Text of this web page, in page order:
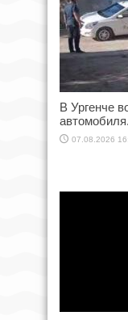
В Ургенче
07.08.2026